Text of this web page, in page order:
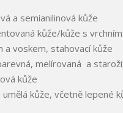
a semianilinová kůže
kůže/kůže s
a voskem, stahovací kůže
melírovaná a
kůže
umělá kůže, včetně lepené